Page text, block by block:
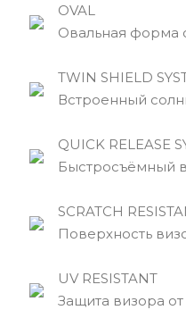
OVAL
Овальная форма
TWIN SHIELD
Встроенный
QUICK RELEASE
Быстросъёмный
SCRATCH
Поверхность
UV RESISTANT
Защита визора от